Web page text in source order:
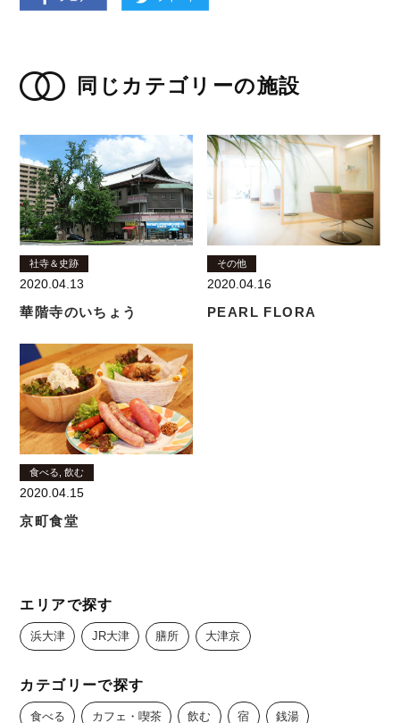
同じカテゴリーの施設
社寺＆史跡
2020.04.13
華階寺のいちょう
その他
2020.04.16
PEARL FLORA
食べる, 飲む
2020.04.15
京町食堂
エリアで探す
浜大津 JR大津 膳所 大津京
カテゴリーで探す
食べる カフェ・喫茶 飲む 宿 銭湯